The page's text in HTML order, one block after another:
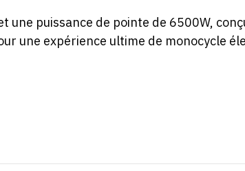
puissance de pointe de 6500W,
une expérience ultime de monocycle